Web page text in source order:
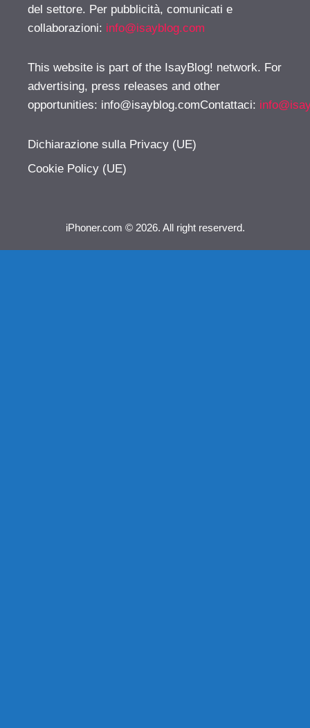
del settore. Per pubblicità, comunicati e
collaborazioni: info@isayblog.com
This website is part of the IsayBlog! network. For
advertising, press releases and other
opportunities: info@isayblog.comContattaci:
Dichiarazione sulla Privacy (UE)
Cookie Policy (UE)
iPhoner.com © 2026. All right reserverd.